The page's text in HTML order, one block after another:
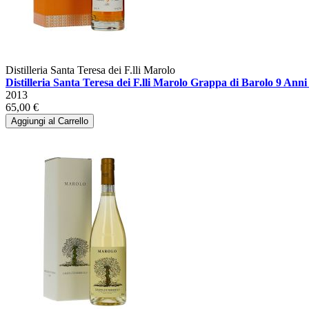
Distilleria Santa Teresa dei F.lli Marolo
Distilleria Santa Teresa dei F.lli Marolo Grappa di Barolo 9 Anni
2013
65,00 €
Aggiungi al Carrello